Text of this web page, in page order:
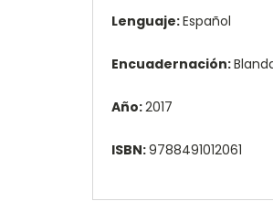
Lenguaje:Español
Encuadernación:
Año:2017
ISBN:9788491012061